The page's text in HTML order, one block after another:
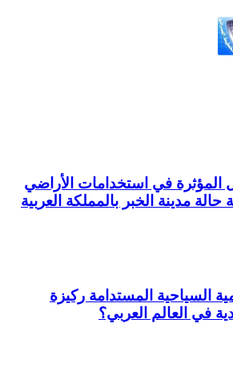
المؤثرة في استخدامات الأراضي
حالة مدينة الخبر بالمملكة العربية
السياحية المستدامة ركيزة
في العالم العربي؟